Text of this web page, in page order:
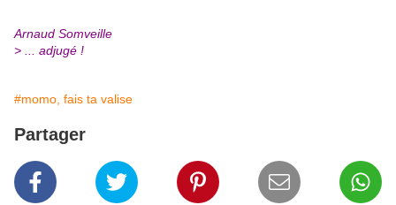
Arnaud Somveille
> ... adjugé !
#momo, fais ta valise
Partager